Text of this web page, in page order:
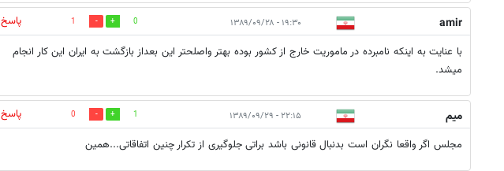
amir ۱۹:۳۰ - ۱۳۸۹/۰۹/۲۸ 0
1
پاسخ
با عنایت به اینکه نامبرده در ماموریت خارج از کشور بوده بهتر واصلحتر این بعداز بازگشت به ایران این کار انجام
میشد.
میم ۲۲:۱۵ - ۱۳۸۹/۰۹/۲۹ 1
0
پاسخ
مجلس اگر واقعا نگران است بدنبال قانونی باشد براتی جلوگیری از تکرار چنین اتفاقاتی...همین